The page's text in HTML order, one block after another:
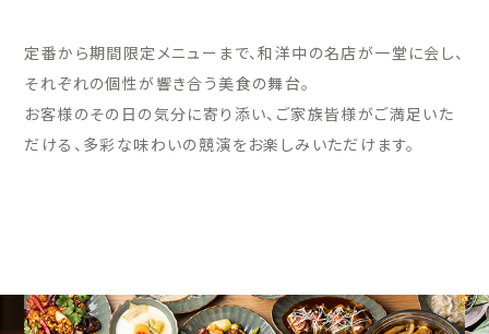
定番から期間限定メニューまで、和洋中の名店が一堂に会し、
それぞれの個性が響き合う美食の舞台。
お客様のその日の気分に寄り添い、ご家族皆様がご満足いた
だける、多彩な味わいの競演をお楽しみいただけます。